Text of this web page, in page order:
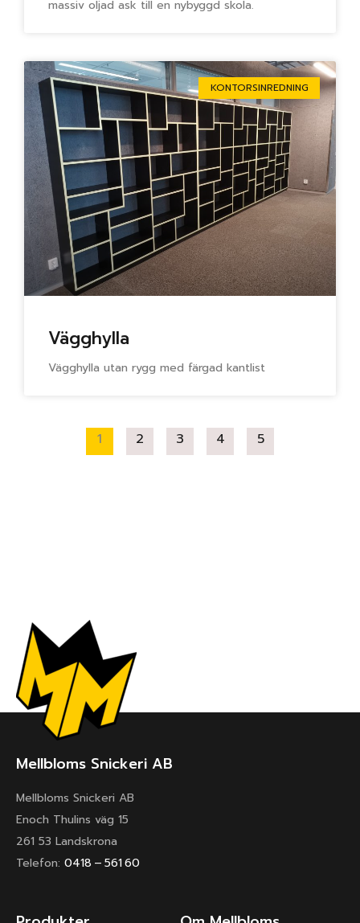
massiv oljad ask till en nybyggd skola.
KONTORSINREDNING
Vägghylla
Vägghylla utan rygg med färgad kantlist
1 2 3 4 5
Mellbloms Snickeri AB
Mellbloms Snickeri AB
Enoch Thulins väg 15
261 53 Landskrona
Telefon: 0418 – 561 60